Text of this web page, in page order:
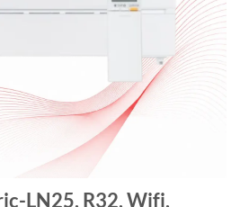
LN25, R32, Wifi,